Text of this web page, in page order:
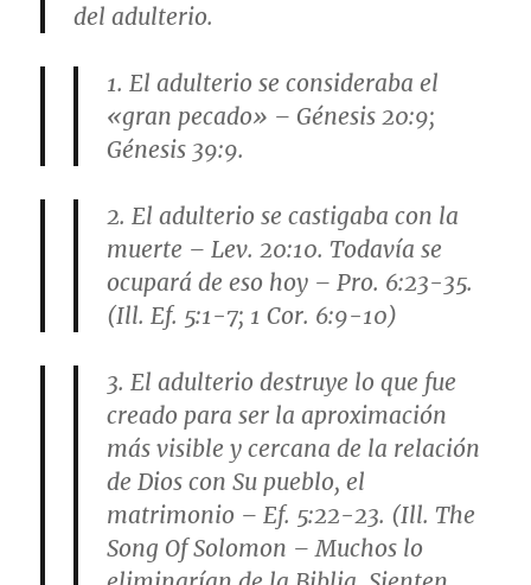
del adulterio.
1. El adulterio se consideraba el
«gran pecado» – Génesis 20:9;
Génesis 39:9.
2. El adulterio se castigaba con la
muerte – Lev. 20:10. Todavía se
ocupará de eso hoy – Pro. 6:23-35.
(Ill. Ef. 5:1-7; 1 Cor. 6:9-10)
3. El adulterio destruye lo que fue
creado para ser la aproximación
más visible y cercana de la relación
de Dios con Su pueblo, el
matrimonio – Ef. 5:22-23. (Ill. The
Song Of Solomon – Muchos lo